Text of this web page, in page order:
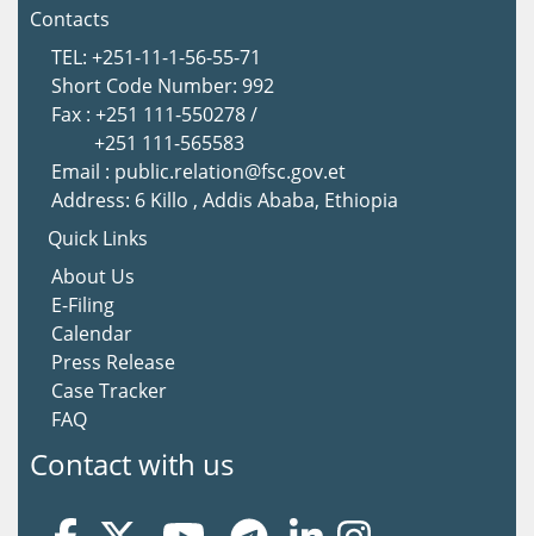
Contacts
TEL: +251-11-1-56-55-71
Short Code Number: 992
Fax : +251 111-550278 /
+251 111-565583
Email : public.relation@fsc.gov.et
Address: 6 Killo , Addis Ababa, Ethiopia
Quick Links
About Us
E-Filing
Calendar
Press Release
Case Tracker
FAQ
Contact with us